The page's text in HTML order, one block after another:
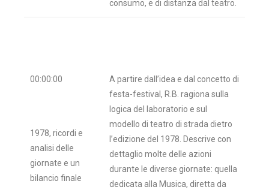
consumo, e di distanza dal teatro.
00:00:00
1978, ricordi e
analisi delle
giornate e un
bilancio finale
A partire dall’idea e dal concetto di
festa-festival, R.B. ragiona sulla
logica del laboratorio e sul
modello di teatro di strada dietro
l’edizione del 1978. Descrive con
dettaglio molte delle azioni
durante le diverse giornate: quella
dedicata alla Musica, diretta da